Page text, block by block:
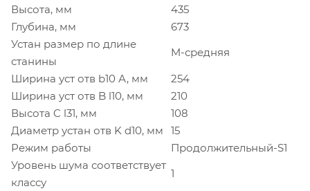
Высота, мм
435
Глубина, мм
673
Устан размер по длине
станины
M-средняя
Ширина уст отв b10 А, мм
254
Ширина уст отв B l10, мм
210
Высота C l31, мм
108
Диаметр устан отв K d10, мм
15
Режим работы
Продолжительный-S1
Уровень шума соответствует
классу
1